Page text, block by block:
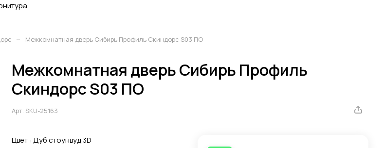
– Межкомнатная дверь Сибирь Профиль Скиндорс S03 ПО
Межкомнатная дверь Сибирь Профиль
Скиндорс S03 ПО
Арт. SKU-25163
Цвет : Дуб стоунвуд 3D